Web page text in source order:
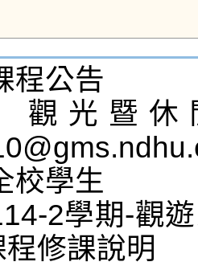
程公告
觀光暨
校學生
2學期-觀
修課說明